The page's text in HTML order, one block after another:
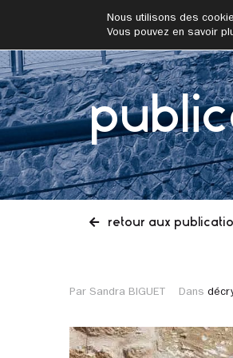
addrn
retour aux
Par Sandra BIGUET Dans
Nous utilisons des
Vous pouvez en savoir